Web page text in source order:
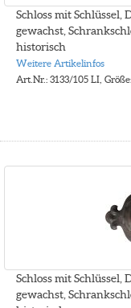
Schloss mit Schlüssel,
gewachst,
historisch
Weitere Artikelinfos
Art.Nr.: 3133/105 LI,
Schloss mit Schlüssel,
gewachst,